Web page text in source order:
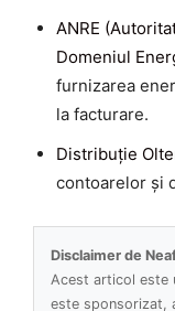
ANRE
Domeniul
furnizarea
la facturare.
Distribuție
contoarelor și
Disclaimer de
Acest articol este
este sponsorizat,